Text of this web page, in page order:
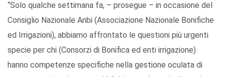
“Solo qualche settimana fa, – prosegue – in occasione del
Consiglio Nazionale Anbi (Associazione Nazionale Bonifiche
ed Irrigazioni), abbiamo affrontato le questioni più urgenti
specie per chi (Consorzi di Bonifica ed enti irrigazione)
hanno competenze specifiche nella gestione oculata di